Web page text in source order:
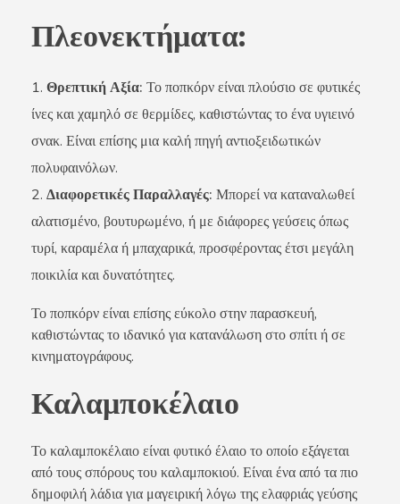
Πλεονεκτήματα:
Θρεπτική Αξία: Το ποπκόρν είναι πλούσιο σε φυτικές
ίνες και χαμηλό σε θερμίδες, καθιστώντας το ένα υγιεινό
σνακ. Είναι επίσης μια καλή πηγή αντιοξειδωτικών
πολυφαινόλων.
Διαφορετικές Παραλλαγές: Μπορεί να καταναλωθεί
αλατισμένο, βουτυρωμένο, ή με διάφορες γεύσεις όπως
τυρί, καραμέλα ή μπαχαρικά, προσφέροντας έτσι μεγάλη
ποικιλία και δυνατότητες.
Το ποπκόρν είναι επίσης εύκολο στην παρασκευή,
καθιστώντας το ιδανικό για κατανάλωση στο σπίτι ή σε
κινηματογράφους.
Καλαμποκέλαιο
Το καλαμποκέλαιο είναι φυτικό έλαιο το οποίο εξάγεται
από τους σπόρους του καλαμποκιού. Είναι ένα από τα πιο
δημοφιλή λάδια για μαγειρική λόγω της ελαφριάς γεύσης